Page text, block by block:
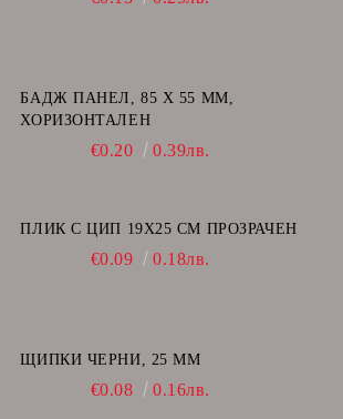
БАДЖ ПАНЕЛ, 85 Х 55 ММ,
ХОРИЗОНТАЛЕН
€0.20 0.39лв.
ПЛИК С ЦИП 19X25 CM ПРОЗРАЧЕН
€0.09 0.18лв.
ЩИПКИ ЧЕРНИ, 25 ММ
€0.08 0.16лв.